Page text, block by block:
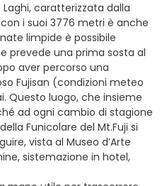
caratterizzata dalla
i suoi 3776 metri è anche
limpide è possibile
prevede una prima sosta al
aver percorso una
Fujisan (condizioni meteo
Questo luogo, che insieme
ad ogni cambio di stagione
Funicolare del Mt.Fuji si
vista al Museo d’Arte
sistemazione in hotel,